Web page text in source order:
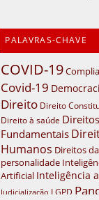
PALAVRAS-CHAVE
COVID-19
Covid-19
Direito Direito
Direito à saúde Direitos
Fundamentais
Humanos Direitos da
personalidade
Artificial Inteligência
Judicialização LGPD